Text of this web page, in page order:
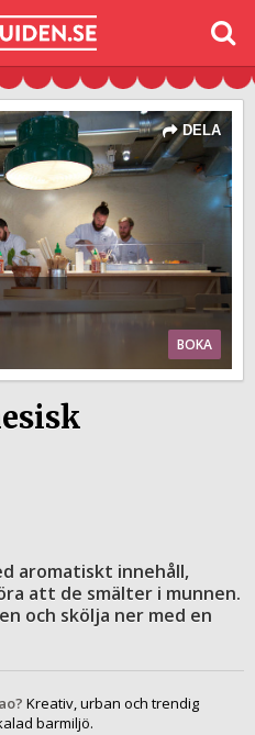
BOKA
DELA
aromatiskt innehåll,
att de smälter i munnen.
och skölja ner med en
Kreativ, urban och trendig
barmiljö.